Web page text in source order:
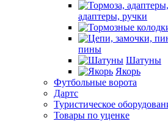
адаптеры, ручки
пины
Шатуны
Якорь
Футбольные ворота
Дартс
Туристическое
Товары по уценке